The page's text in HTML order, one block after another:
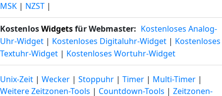
MSK | NZST |
KostenlosWidgetsfür Webmaster: Kostenloses Analog-
Uhr-Widget | Kostenloses Digitaluhr-Widget | Kostenloses
Textuhr-Widget | Kostenloses Wortuhr-Widget
Unix-Zeit | Wecker | Stoppuhr | Timer | Multi-Timer |
Weitere Zeitzonen-Tools | Countdown-Tools | Zeitzonen-